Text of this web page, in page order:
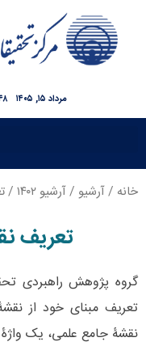
۹:۴۸ مرداد ۱۵, ۱۴۰۵
خانه /آرشیو /آرشیو ۱۴۰۲ /
تعریف
گروه پژوهش راهبردی
تعریف مبنای خود از
نقشۀ جامع علمی، یک